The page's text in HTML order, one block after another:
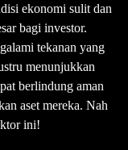
ekonomi sulit dan
bagi investor.
tekanan yang
menunjukkan
berlindung aman
aset mereka. Nah
ini!